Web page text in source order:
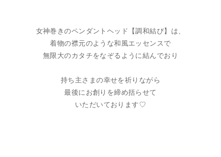
女神巻きのペンダントヘッド【調和結び】は、
着物の襟元のような和風エッセンスで
無限大のカタチをなぞるように結んでおり
持ち主さまの幸せを祈りながら
最後にお創りを締め括らせて
いただいております♡